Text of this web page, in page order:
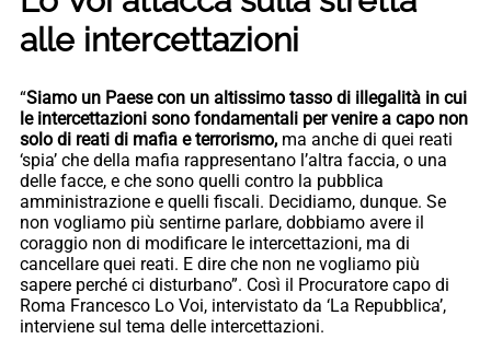
alle intercettazioni
“Siamo un Paese con un altissimo tasso di illegalità in cui
le intercettazioni sono fondamentali per venire a capo non
solo di reati di mafia e terrorismo, ma anche di quei reati
‘spia’ che della mafia rappresentano l’altra faccia, o una
delle facce, e che sono quelli contro la pubblica
amministrazione e quelli fiscali. Decidiamo, dunque. Se
non vogliamo più sentirne parlare, dobbiamo avere il
coraggio non di modificare le intercettazioni, ma di
cancellare quei reati. E dire che non ne vogliamo più
sapere perché ci disturbano”. Così il Procuratore capo di
Roma Francesco Lo Voi, intervistato da ‘La Repubblica’,
interviene sul tema delle intercettazioni.